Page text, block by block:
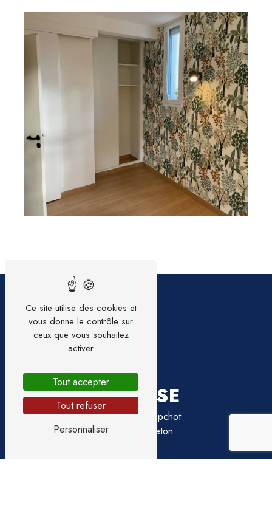
ADRESSE
13 B Rue du Hapchot
40130 Capbreton
Ce site utilise des cookies et
vous donne le contrôle sur
ceux que vous souhaitez
activer
Tout accepter
Tout refuser
Personnaliser